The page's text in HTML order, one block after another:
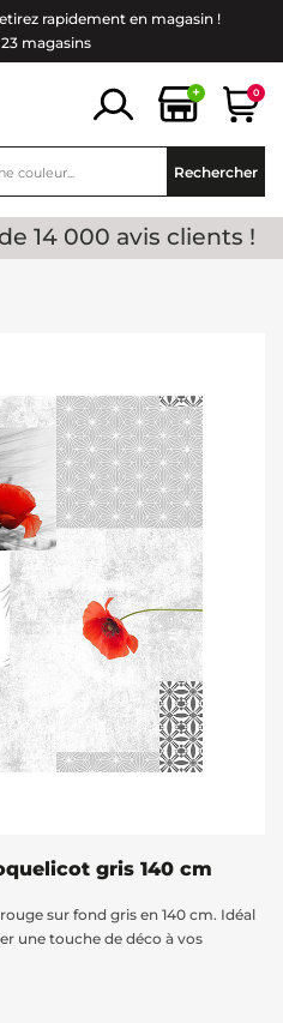
rapidement en magasin !
magasins
+ 0
Rechercher
de 14 000 avis clients !
gris 140 cm
sur fond gris en 140 cm. Idéal
une touche de déco à vos